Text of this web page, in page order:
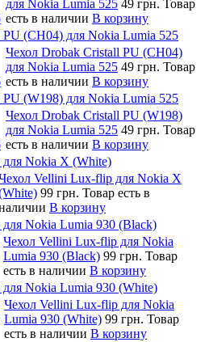
для Nokia Lumia 525 49 грн. Товар
есть в наличии В корзину
(CH04) для Nokia Lumia 525
Чехол Drobak Cristall PU (CH04)
для Nokia Lumia 525 49 грн. Товар
есть в наличии В корзину
(W198) для Nokia Lumia 525
Чехол Drobak Cristall PU (W198)
для Nokia Lumia 525 49 грн. Товар
есть в наличии В корзину
Nokia X (White)
Vellini Lux-flip для Nokia X
99 грн. Товар есть в
В корзину
Nokia Lumia 930 (Black)
Чехол Vellini Lux-flip для Nokia
Lumia 930 (Black) 99 грн. Товар
есть в наличии В корзину
Nokia Lumia 930 (White)
Чехол Vellini Lux-flip для Nokia
Lumia 930 (White) 99 грн. Товар
есть в наличии В корзину